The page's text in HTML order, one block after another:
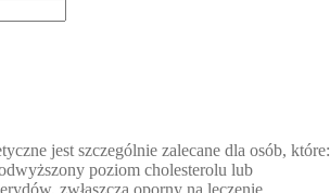
jest szczególnie zalecane dla osób, które:
poziom cholesterolu lub